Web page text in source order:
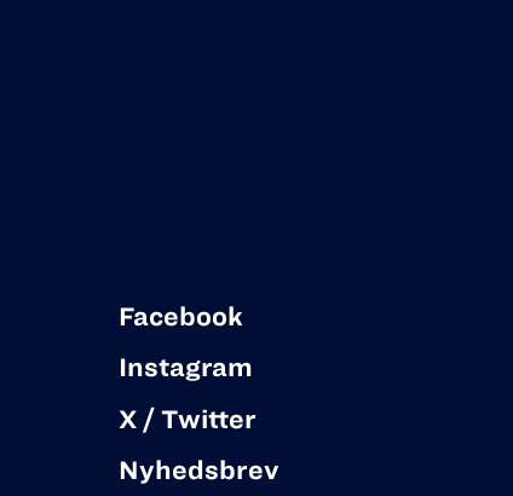
Facebook
Instagram
X / Twitter
Nyhedsbrev